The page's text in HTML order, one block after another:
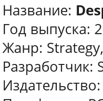
Название:
Год выпуска:
Жанр:
Разработчик: